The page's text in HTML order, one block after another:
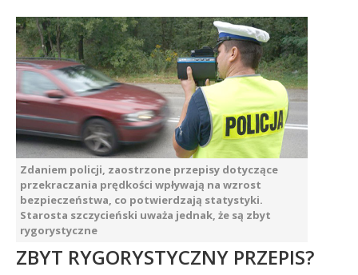
Zdaniem policji, zaostrzone przepisy dotyczące
przekraczania prędkości wpływają na wzrost
bezpieczeństwa, co potwierdzają statystyki.
Starosta szczycieński uważa jednak, że są zbyt
rygorystyczne
ZBYT RYGORYSTYCZNY PRZEPIS?